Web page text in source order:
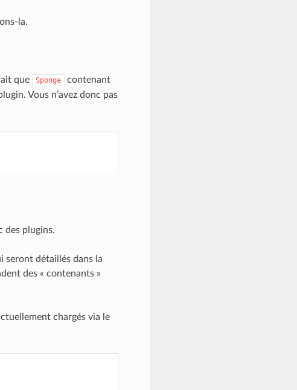
la.
que Sponge
contenant
Vous n’avez donc pas
des plugins.
seront détaillés dans la
des « contenants »
chargés via le